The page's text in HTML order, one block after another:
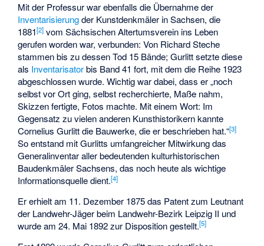
Mit der Professur war ebenfalls die Übernahme der
Inventarisierungder Kunstdenkmäler in Sachsen, die
1881[2] vomSächsischen Altertumsverein ins Leben
gerufen worden war, verbunden: Von Richard Steche
stammen bis zu dessen Tod 15 Bände; Gurlitt setzte diese
als Inventarisatorbis Band 41 fort, mit dem die Reihe 1923
abgeschlossen wurde. Wichtig war dabei, dass er „noch
selbst vor Ort ging, selbst recherchierte, Maße nahm,
Skizzen fertigte, Fotos machte. Mit einem Wort: Im
Gegensatz zu vielen anderen Kunsthistorikern kannte
Cornelius Gurlitt die Bauwerke, die er beschrieben hat.“[3]
So entstand mit Gurlitts umfangreicher Mitwirkung das
Generalinventar aller bedeutenden kulturhistorischen
Baudenkmäler Sachsens, das noch heute als wichtige
Informationsquelle dient.[4]
Er erhielt am 11. Dezember 1875 das Patent zum Leutnant
der Landwehr-Jäger beim Landwehr-Bezirk Leipzig II und
wurde am 24. Mai 1892 zur Disposition gestellt.[5]